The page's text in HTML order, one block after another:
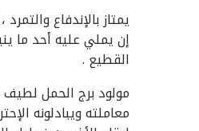
يمتاز بالإندفاع
إن يملي عليه أحد ما
القطيع .
مولود برج الحمل
معاملته ويبادلونه